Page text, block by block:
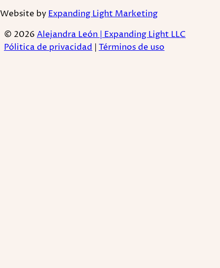
Website by Expanding Light Marketing
© 2026 Alejandra León | Expanding Light LLC
Pólitica de privacidad Términos de uso